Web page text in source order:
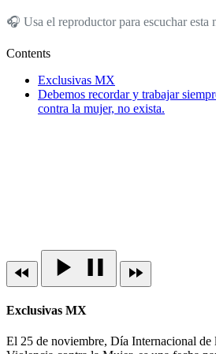
🎧 Usa el reproductor para escuchar esta
Contents
Exclusivas MX
Debemos recordar y trabajar
contra la mujer, no exista.
Exclusivas MX
El 25 de noviembre, Día Internacional de